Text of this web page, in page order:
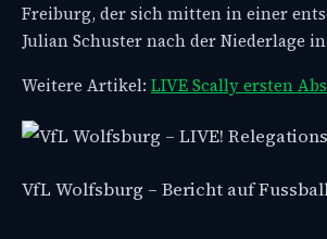
Freiburg, der sich mitten in einer
Julian Schuster nach der Niederlage
Weitere Artikel: LIVE Scally ersten
VfL Wolfsburg – Bericht auf